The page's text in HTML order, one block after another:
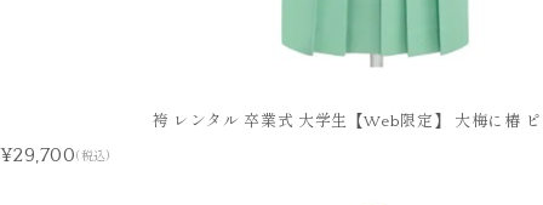
袴 レンタル 卒業式 大学生【Web限定】 大梅に椿
¥29,700(税込)